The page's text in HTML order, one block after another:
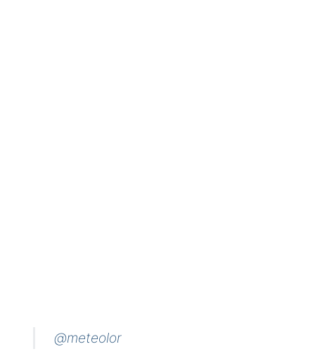
@meteolor